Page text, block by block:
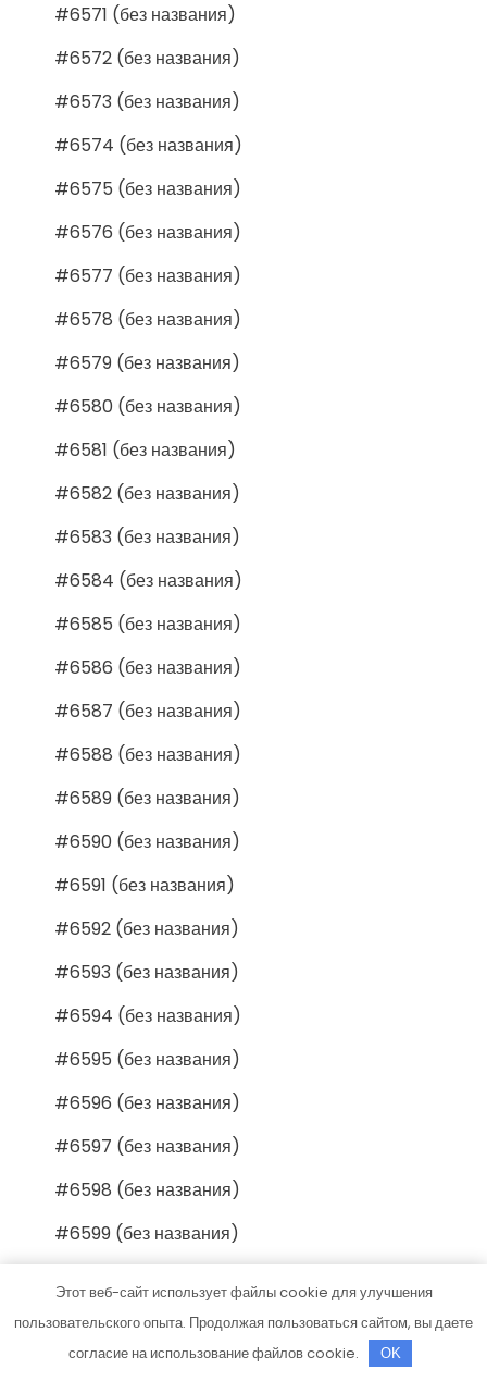
#6571 (без названия)
#6572 (без названия)
#6573 (без названия)
#6574 (без названия)
#6575 (без названия)
#6576 (без названия)
#6577 (без названия)
#6578 (без названия)
#6579 (без названия)
#6580 (без названия)
#6581 (без названия)
#6582 (без названия)
#6583 (без названия)
#6584 (без названия)
#6585 (без названия)
#6586 (без названия)
#6587 (без названия)
#6588 (без названия)
#6589 (без названия)
#6590 (без названия)
#6591 (без названия)
#6592 (без названия)
#6593 (без названия)
#6594 (без названия)
#6595 (без названия)
#6596 (без названия)
#6597 (без названия)
#6598 (без названия)
#6599 (без названия)
#6601 (без названия)
#6602 (без названия)
Этот веб-сайт использует файлы cookie для улучшения
пользовательского опыта. Продолжая пользоваться сайтом, вы даете
согласие на использование файлов cookie.
OK